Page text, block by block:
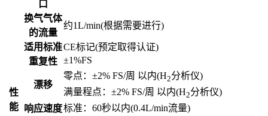
口
换气气体
的流量
约1L/min(根据需要进行)
适用标准CE标记(预定取得认证)
性
能
重复性 ±1%FS
漂移
零点：±2% FS/周 以内(H2分析仪)
满量程点：±2% FS/周 以内(H2分析仪)
响应速度标准：60秒以内(0.4L/min流量)